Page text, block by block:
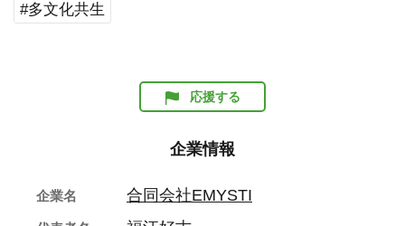
#多文化共生
応援する
企業情報
企業名 合同会社EMYSTI